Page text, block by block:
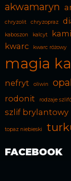
akwamaryn
chryzolit chryzopraz
kaboszon
kalcyt
kwarc kwarc różowy
magia
nefryt
oliwin
rodonit rodzaje
szlif brylantowy
topaz niebieski
FACEBOOK